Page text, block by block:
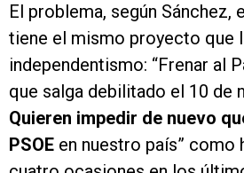
El problema, según Sánchez,
tiene el mismo proyecto que
independentismo: “Frenar al
que salga debilitado el 10 de
Quieren impedir de nuevo
PSOE en nuestro país” como